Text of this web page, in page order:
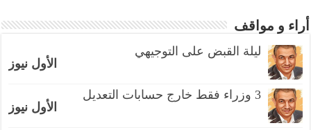
أراء و مواقف
ليلة القبض على التوجيهي
الأول نيوز
3 وزراء فقط خارج حسابات التعديل
الأول نيوز